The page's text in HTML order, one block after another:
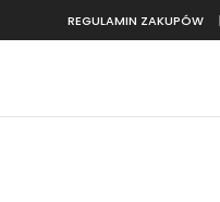
REGULAMIN ZAKUPÓW